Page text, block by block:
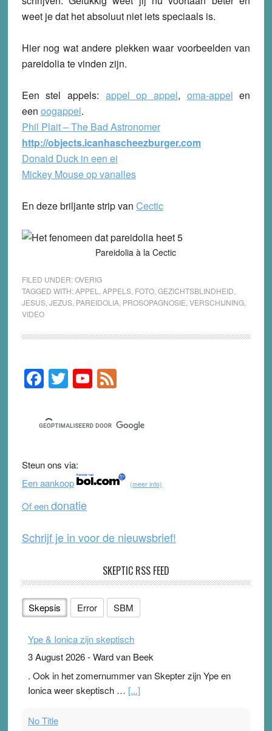
weet je dat het absoluut niet iets speciaals is.
Hier nog wat andere plekken waar voorbeelden van
pareidolia te vinden zijn.
Een stel appels: appel op appel, oma-appel en
een oogappel.
Phil Plait – The Bad Astronomer
http://objects.icanhascheezburger.com
Donald Duck in een ei
Mickey Mouse op vanalles
En deze briljante strip van Cectic
Pareidolia à la Cectic
FILED UNDER:OVERIG
TAGGED WITH:APPEL APPELS, FOTO, GEZICHTSBLINDHEID
JESUS, JEZUS, PAREIDOLIA, PROSOPAGNOSIE VERSCHIJNING,
VIDEO
Primary
Sidebar
F
a
c
e
b
o
o
k
T
wi
tt
er
Y
o
u
T
b
e
F
e
d
Steun ons via:
Een aankoop
(meer info)
Of eendonatie
Schrijf je in voor de nieuwsbrief!
SKEPTIC RSS FEED
Skepsis Error SBM
Ype & Ionica zijn skeptisch
3 August 2026-Ward van Beek
. Ook in het zomernummer van Skepter zijn Ype en
Ionica weer skeptisch … [...]
No Title